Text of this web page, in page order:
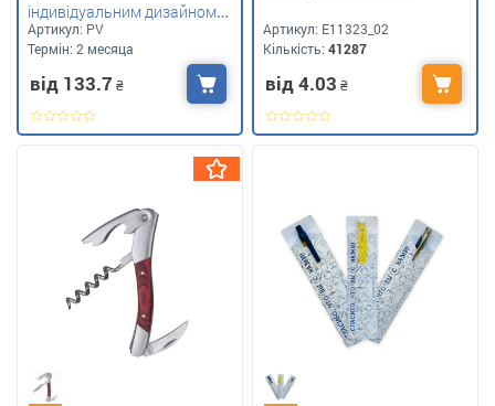
індивідуальним дизайном
під ваше лого
Артикул: PV
Термін: 2 месяца
від 133.7 ₴
Артикул: E11323_02
Кількість:41287
від 4.03 ₴